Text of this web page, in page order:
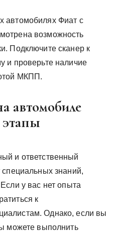
автомобилях Фиат с
возможность
Подключите сканер к
и проверьте наличие
МКПП.
автомобиле
и ответственный
специальных знаний,
у вас нет опыта
к
Однако, если вы
можете выполнить